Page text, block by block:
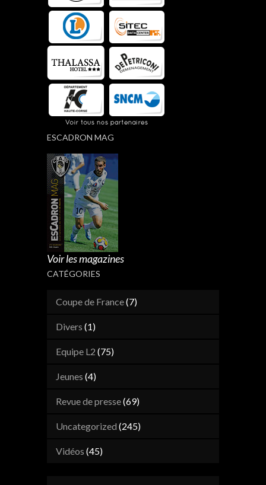
ESCADRON MAG
Voir les magazines
CATÉGORIES
Coupe de France(7)
Divers (1)
Equipe L2 (75)
Jeunes (4)
Revue de presse(69)
Uncategorized (245)
Vidéos (45)